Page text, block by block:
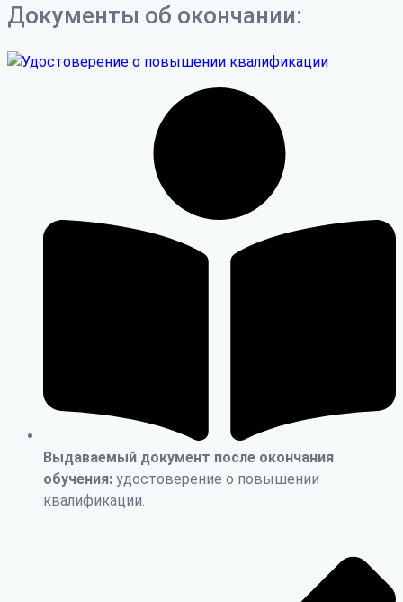
Документы об окончании:
Выдаваемый документ после окончания
обучения: удостоверение о повышении
квалификации.